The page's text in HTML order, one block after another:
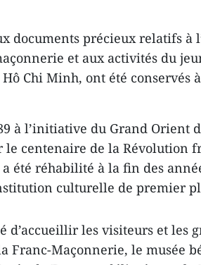
documents précieux relatifs à
et aux activités du
Chi Minh, ont été conservés
à l’initiative du Grand Orient
centenaire de la Révolution
été réhabilité à la fin des
culturelle de premier
d’accueillir les visiteurs et les
Franc-Maçonnerie, le musée